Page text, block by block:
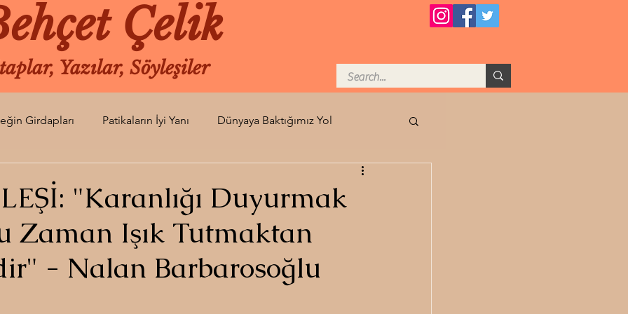
Çelik
Yazılar, Söyleşiler
Girdapları Patikaların İyi Yanı Dünyaya Baktığımız Yol
Gün Ortasında Arzu
Soluk Bir An Diken Ucu Kaldığımız Yer Herkes Kadar
"Karanlığı Duyurmak
Zaman Işık Tutmaktan
- Nalan Barbarosoğlu